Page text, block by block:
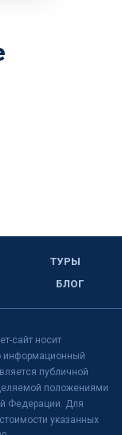
ТУРЫ
БЛОГ
сайт носит
информационный
публичной
положениями
Федерации. Для
указанных